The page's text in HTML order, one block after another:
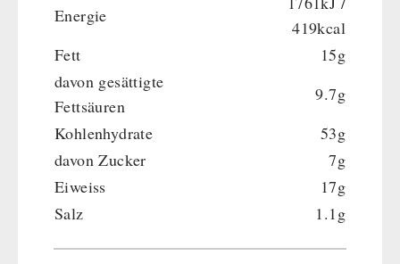
Energie
419kcal
Fett
15g
davon gesättigte
Fettsäuren
9.7g
Kohlenhydrate
53g
davon Zucker
7g
Eiweiss
17g
Salz
1.1g